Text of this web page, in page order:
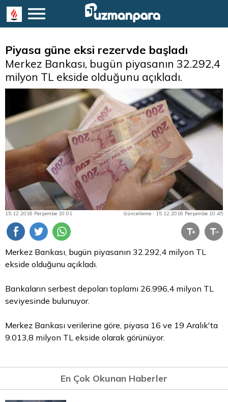
Piyasa güne eksi rezervde başladı
Merkez Bankası, bugün piyasanın 32.292,4
milyon TL ekside olduğunu açıkladı.
15.12.2016 Perşembe 10:01 Güncelleme : 15.12.2016 Perşembe 10:45
Merkez Bankası, bugün piyasanın 32.292,4 milyon TL
ekside olduğunu açıkladı.
Bankaların serbest depoları toplamı 26.996,4 milyon TL
seviyesinde bulunuyor.
Merkez Bankası verilerine göre, piyasa 16 ve 19 Aralık'ta
9.013,8 milyon TL ekside olarak görünüyor.
En Çok Okunan Haberler